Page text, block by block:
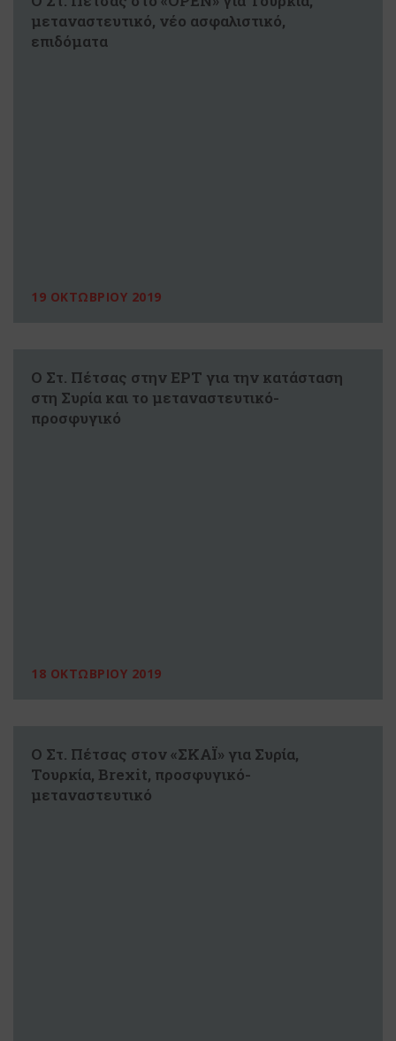
μεταναστευτικό, νέο ασφαλιστικό,
επιδόματα
19 ΟΚΤΩΒΡΙΟΥ 2019
Ο Στ. Πέτσας στην ΕΡΤ για την κατάσταση
στη Συρία και το μεταναστευτικό-
προσφυγικό
18 ΟΚΤΩΒΡΙΟΥ 2019
O Στ. Πέτσας στον «ΣΚΑΪ» για Συρία,
Τουρκία, Brexit, προσφυγικό-
μεταναστευτικό